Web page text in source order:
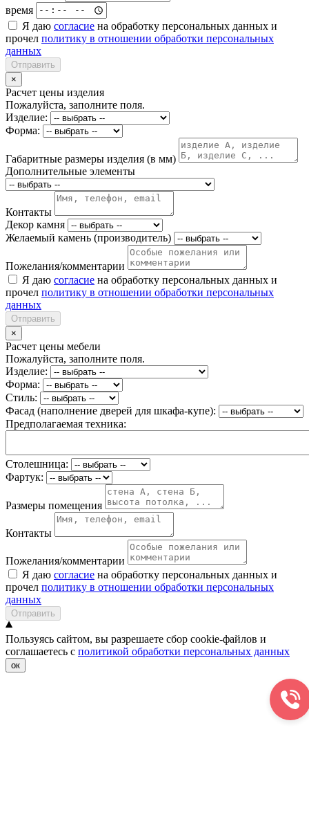
время
Я даю согласие на обработку персональных данных и
прочел политику в отношении обработки персональных
данных
Отправить
×
Расчет цены изделия
Пожалуйста, заполните поля.
Изделие:
Форма:
Габаритные размеры изделия (в мм)
Дополнительные элементы
Контакты
Декор камня
Желаемый камень (производитель)
Пожелания/комментарии
Я даю согласие на обработку персональных данных и
прочел политику в отношении обработки персональных
данных
Отправить
×
Расчет цены мебели
Пожалуйста, заполните поля.
Изделие:
Форма:
Стиль:
Фасад (наполнение дверей для шкафа-купе):
Предполагаемая техника:
Столешница:
Фартук:
Размеры помещения
Контакты
Пожелания/комментарии
Я даю согласие на обработку персональных данных и
прочел политику в отношении обработки персональных
данных
Отправить
Пользуясь сайтом, вы разрешаете сбор cookie-файлов и
соглашаетесь с политикой обработки персональных данных
ок